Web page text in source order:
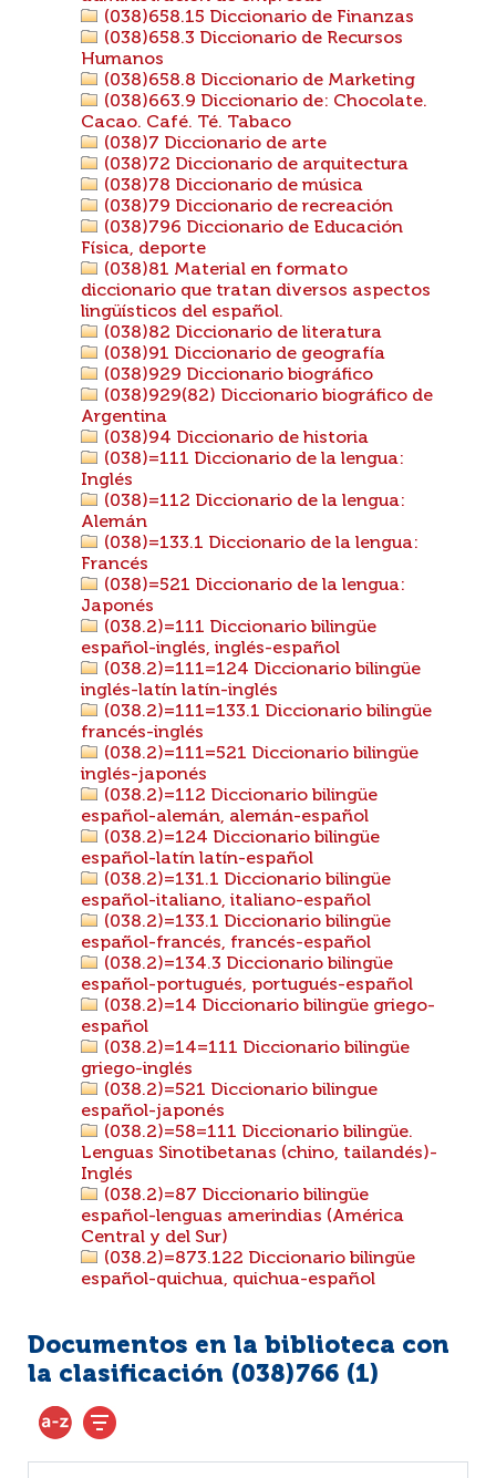
(038)658.15 Diccionario de Finanzas
(038)658.3 Diccionario de Recursos
Humanos
(038)658.8 Diccionario de Marketing
(038)663.9 Diccionario de: Chocolate.
Cacao. Café. Té. Tabaco
(038)7 Diccionario de arte
(038)72 Diccionario de arquitectura
(038)78 Diccionario de música
(038)79 Diccionario de recreación
(038)796 Diccionario de Educación
Física, deporte
(038)81 Material en formato
diccionario que tratan diversos aspectos
lingüísticos del español.
(038)82 Diccionario de literatura
(038)91 Diccionario de geografía
(038)929 Diccionario biográfico
(038)929(82) Diccionario biográfico de
Argentina
(038)94 Diccionario de historia
(038)=111 Diccionario de la lengua:
Inglés
(038)=112 Diccionario de la lengua:
Alemán
(038)=133.1 Diccionario de la lengua:
Francés
(038)=521 Diccionario de la lengua:
Japonés
(038.2)=111 Diccionario bilingüe
español-inglés, inglés-español
(038.2)=111=124 Diccionario bilingüe
inglés-latín latín-inglés
(038.2)=111=133.1 Diccionario bilingüe
francés-inglés
(038.2)=111=521 Diccionario bilingüe
inglés-japonés
(038.2)=112 Diccionario bilingüe
español-alemán, alemán-español
(038.2)=124 Diccionario bilingüe
español-latín latín-español
(038.2)=131.1 Diccionario bilingüe
español-italiano, italiano-español
(038.2)=133.1 Diccionario bilingüe
español-francés, francés-español
(038.2)=134.3 Diccionario bilingüe
español-portugués, portugués-español
(038.2)=14 Diccionario bilingüe griego-
español
(038.2)=14=111 Diccionario bilingüe
griego-inglés
(038.2)=521 Diccionario bilingue
español-japonés
(038.2)=58=111 Diccionario bilingüe.
Lenguas Sinotibetanas (chino, tailandés)-
Inglés
(038.2)=87 Diccionario bilingüe
español-lenguas amerindias (América
Central y del Sur)
(038.2)=873.122 Diccionario bilingüe
español-quichua, quichua-español
Documentos en la biblioteca con
la clasificación (038)766 (1)